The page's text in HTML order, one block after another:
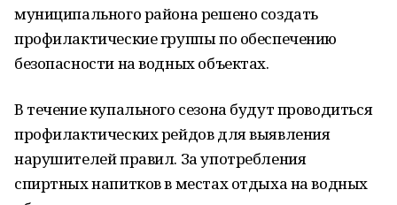
муниципального района решено создать
профилактические группы по обеспечению
безопасности на водных объектах.
В течение купального сезона будут проводиться
профилактических рейдов для выявления
нарушителей правил. За употребления
спиртных напитков в местах отдыха на водных